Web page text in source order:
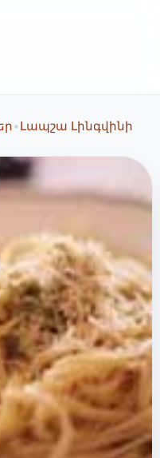
•Լապշա Լինգվինի